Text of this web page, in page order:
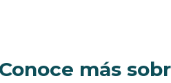
Conoce más